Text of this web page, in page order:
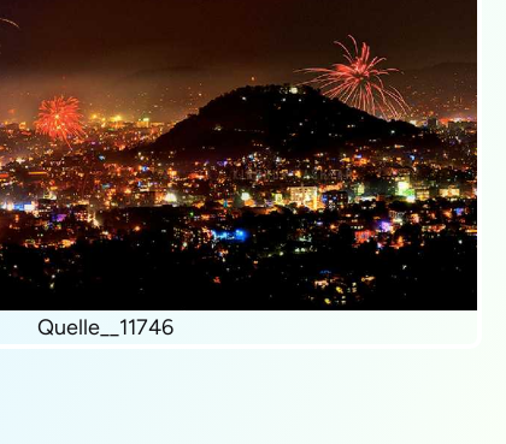
Quelle__11746